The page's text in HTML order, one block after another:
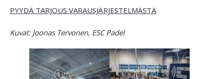
PYYDÄ TARJOUS VARAUSJÄRJESTELMÄSTÄ
Kuvat: Joonas Tervonen, ESC Padel